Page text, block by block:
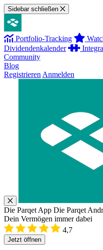
Sidebar schließen
Portfolio-Tracking
Dividendenkalender
Community
Blog
Registrieren Anmelden
Die Parqet App Die Parqet
Dein Vermögen immer dabei
4,7
Jetzt öffnen